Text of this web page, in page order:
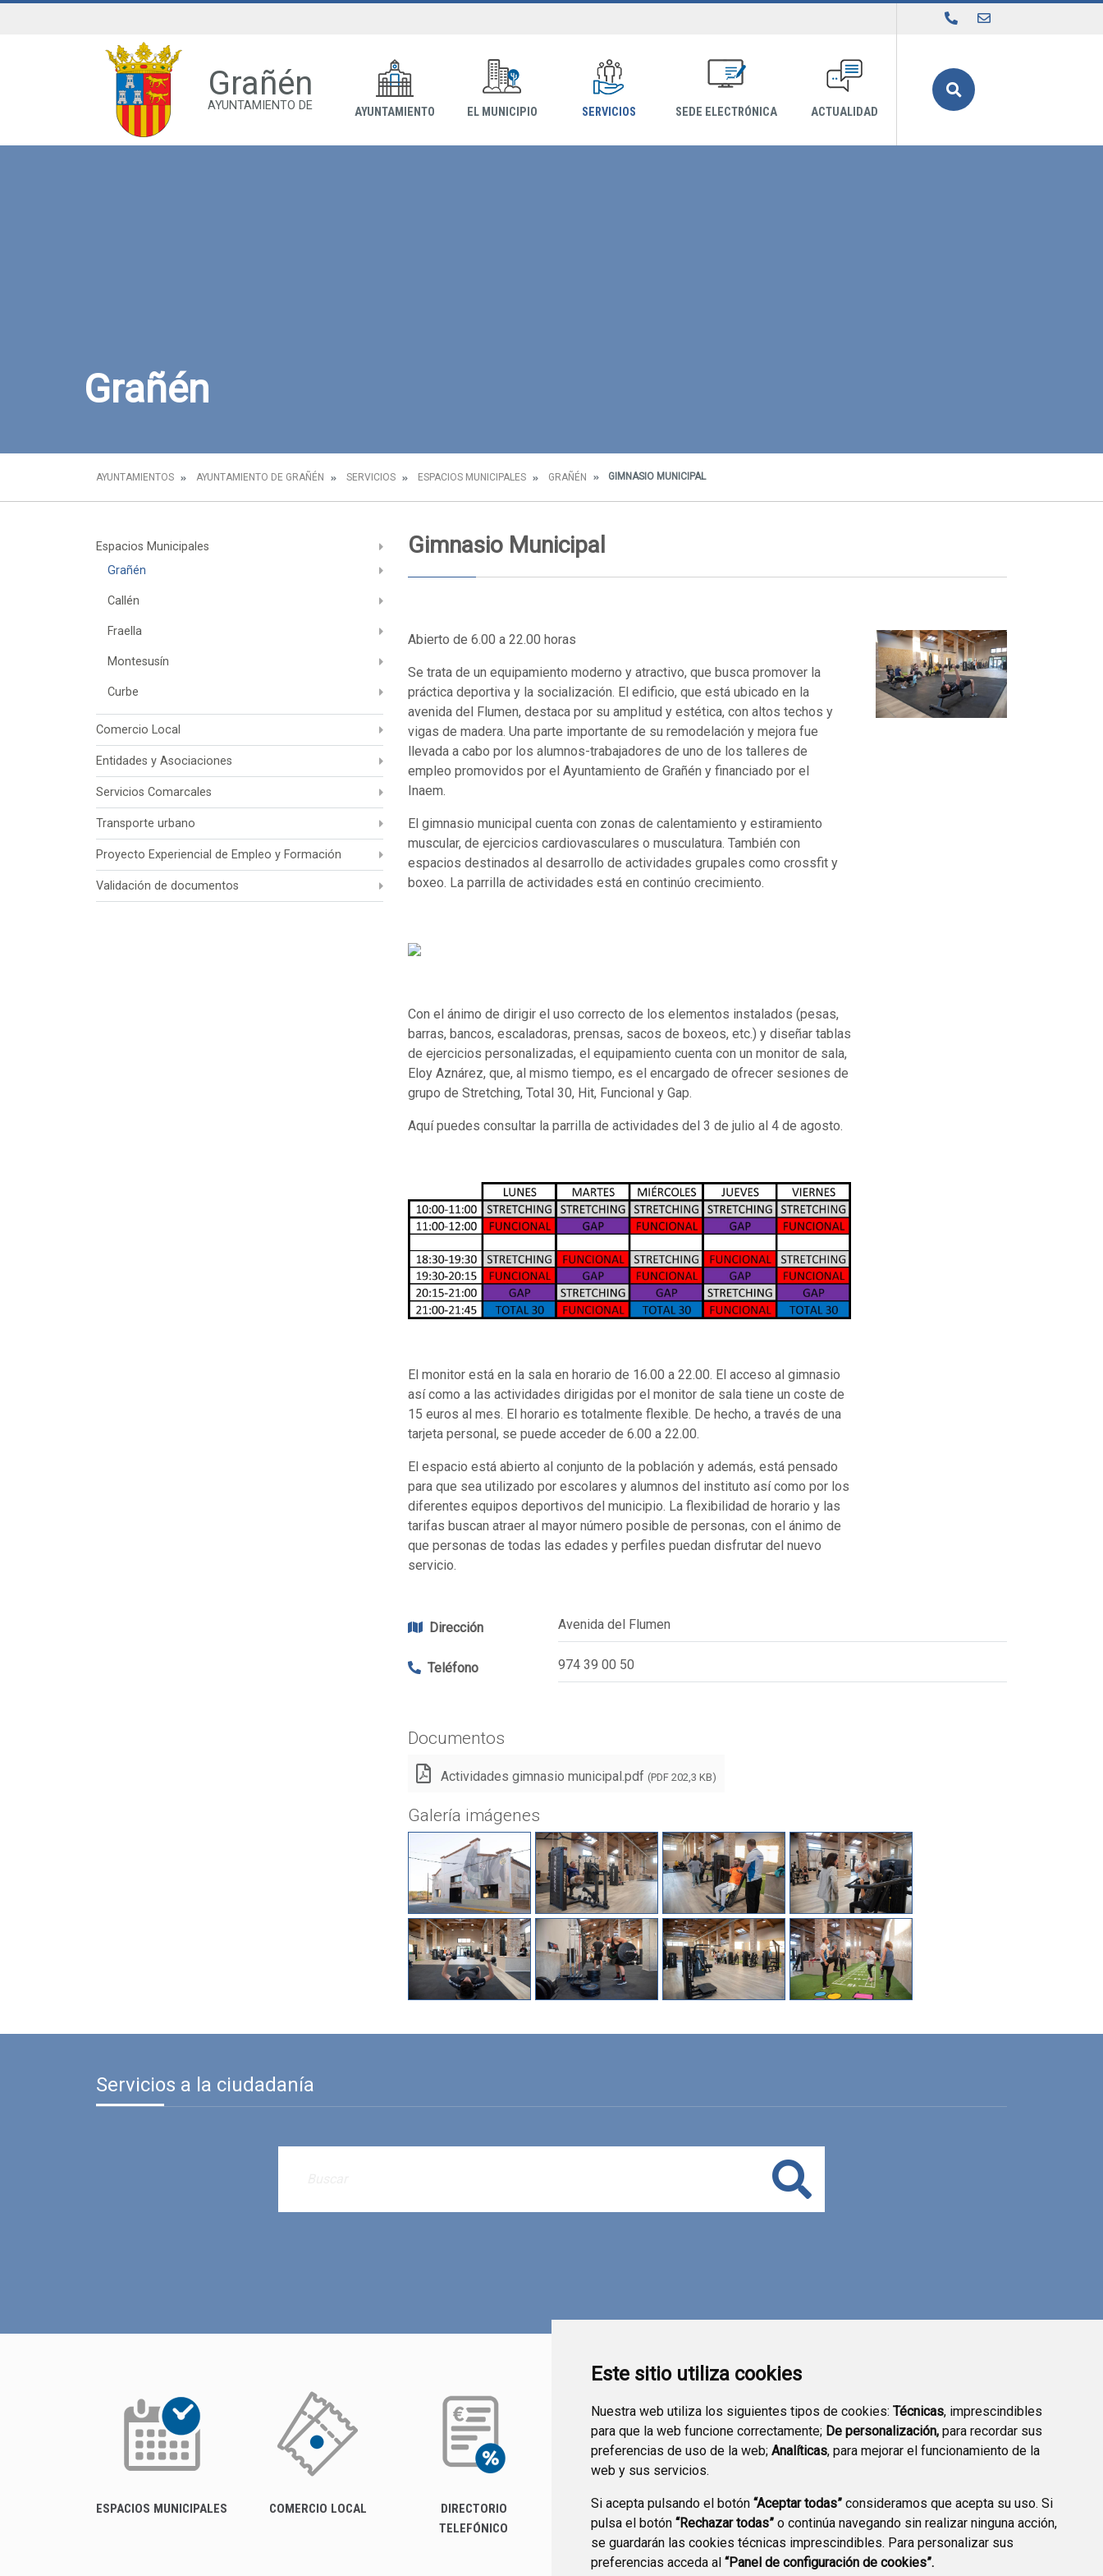
Este sitio utiliza cookies
Nuestra web utiliza los siguientes tipos de cookies: Técnicas, imprescindibles
para que la web funcione correctamente; De personalización, para recordar sus
preferencias de uso de la web; Analíticas, para mejorar el funcionamiento de la
web y sus servicios.
Si acepta pulsando el botón “Aceptar todas” consideramos que acepta su uso. Si
pulsa el botón “Rechazar todas” o continúa navegando sin realizar ninguna acción,
se guardarán las cookies técnicas imprescindibles. Para personalizar sus
preferencias acceda al “Panel de configuración de cookies”.
Grañén
AYUNTAMIENTO DE AYUNTAMIENTO EL MUNICIPIO SERVICIOS SEDE ELECTRÓNICA ACTUALIDAD
Grañén
AYUNTAMIENTOS AYUNTAMIENTO DE GRAÑÉN SERVICIOS ESPACIOS MUNICIPALES GRAÑÉN GIMNASIO MUNICIPAL
Espacios Municipales
Grañén
Callén
Fraella
Montesusín
Curbe
Comercio Local
Entidades y Asociaciones
Servicios Comarcales
Transporte urbano
Proyecto Experiencial de Empleo y Formación
Validación de documentos
Gimnasio Municipal
Abierto de 6.00 a 22.00 horas
Se trata de un equipamiento moderno y atractivo, que busca promover la
práctica deportiva y la socialización. El edificio, que está ubicado en la
avenida del Flumen, destaca por su amplitud y estética, con altos techos y
vigas de madera. Una parte importante de su remodelación y mejora fue
llevada a cabo por los alumnos-trabajadores de uno de los talleres de
empleo promovidos por el Ayuntamiento de Grañén y financiado por el
Inaem.
El gimnasio municipal cuenta con zonas de calentamiento y estiramiento
muscular, de ejercicios cardiovasculares o musculatura. También con
espacios destinados al desarrollo de actividades grupales como crossfit y
boxeo. La parrilla de actividades está en continúo crecimiento.
Con el ánimo de dirigir el uso correcto de los elementos instalados (pesas,
barras, bancos, escaladoras, prensas, sacos de boxeos, etc.) y diseñar tablas
de ejercicios personalizadas, el equipamiento cuenta con un monitor de sala,
Eloy Aznárez, que, al mismo tiempo, es el encargado de ofrecer sesiones de
grupo de Stretching, Total 30, Hit, Funcional y Gap.
Aquí puedes consultar la parrilla de actividades del 3 de julio al 4 de agosto.
El monitor está en la sala en horario de 16.00 a 22.00. El acceso al gimnasio
así como a las actividades dirigidas por el monitor de sala tiene un coste de
15 euros al mes. El horario es totalmente flexible. De hecho, a través de una
tarjeta personal, se puede acceder de 6.00 a 22.00.
El espacio está abierto al conjunto de la población y además, está pensado
para que sea utilizado por escolares y alumnos del instituto así como por los
diferentes equipos deportivos del municipio. La flexibilidad de horario y las
tarifas buscan atraer al mayor número posible de personas, con el ánimo de
que personas de todas las edades y perfiles puedan disfrutar del nuevo
servicio.
Dirección Avenida del Flumen
Teléfono 974 39 00 50
Documentos
Actividades gimnasio municipal.pdf (PDF 202,3 KB)
Galería imágenes
Servicios a la ciudadanía
Buscar
ESPACIOS MUNICIPALES COMERCIO LOCAL
DIRECTORIO
TELEFÓNICO
PERFIL DEL
CONTRATANTE
SEDE ELECTRÓNICA TRANSPARENCIA